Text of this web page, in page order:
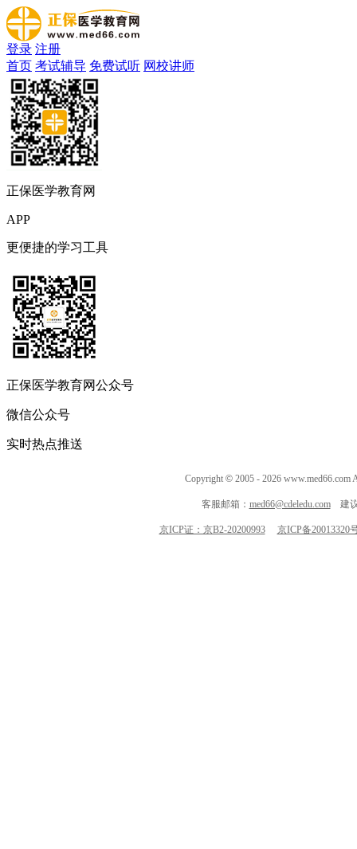
登录 注册
首页 考试辅导 免费试听 网校讲师
正保医学教育网
APP
更便捷的学习工具
正保医学教育网公众号
微信公众号
实时热点推送
Copyright © 2005 - 2026
客服邮箱： med66@cdeledu.com建议
京ICP证：京B2-20200993 京ICP备20013320